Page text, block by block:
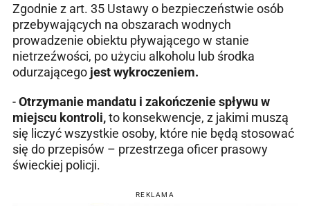
Zgodnie z art. 35 Ustawy o bezpieczeństwie osób
przebywających na obszarach wodnych
prowadzenie obiektu pływającego w stanie
nietrzeźwości, po użyciu alkoholu lub środka
odurzającego jest wykroczeniem.
-Otrzymanie mandatu i zakończenie spływu w
miejscu kontroli,to konsekwencje, z jakimi muszą
się liczyć wszystkie osoby, które nie będą stosować
się do przepisów – przestrzega oficer prasowy
świeckiej policji.
REKLAMA